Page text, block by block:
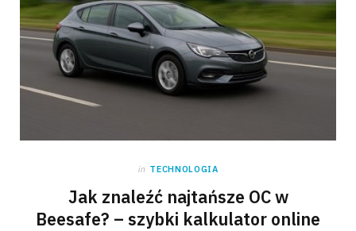
in TECHNOLOGIA
Jak znaleźć najtańsze OC w
Beesafe? – szybki kalkulator online